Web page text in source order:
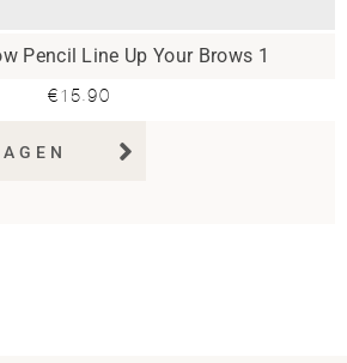
Pencil Line Up Your Brows 1
€15.90